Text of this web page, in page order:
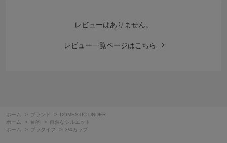
レビューはありません。
レビュー一覧ページはこちら
ホーム > ブランド >
DOMESTIC UNDER
ホーム
> 目的 >
自然なシルエット
ホーム
> ブラタイプ > 3/4カップ